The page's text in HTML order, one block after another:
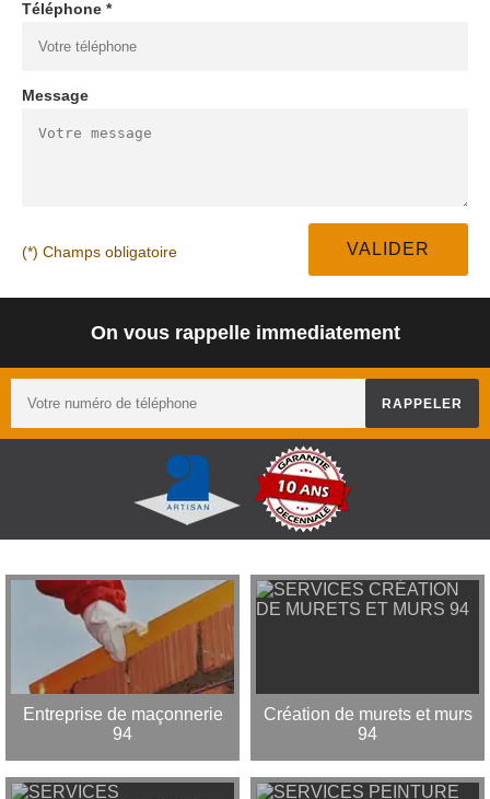
Téléphone *
Message
(*) Champs obligatoire
On vous rappelle immediatement
Entreprise de maçonnerie
94
Création de murets et murs
94